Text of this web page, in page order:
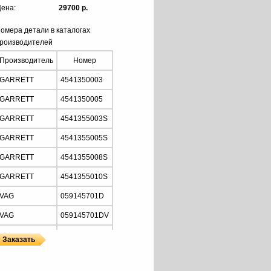
29700 р.
детали в каталогах
Производитель Номер
GARRETT 4541350003
GARRETT 4541350005
GARRETT 4541355003S
GARRETT 4541355005S
GARRETT 4541355008S
GARRETT 4541355010S
VAG 059145701D
VAG 059145701DV